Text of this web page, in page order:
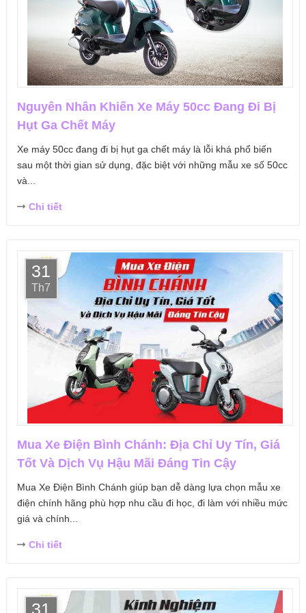
Nguyên Nhân Khiến Xe Máy 50cc Đang Đi Bị
Hụt Ga Chết Máy
Xe máy 50cc đang đi bị hụt ga chết máy là lỗi khá phổ biến
sau một thời gian sử dụng, đặc biệt với những mẫu xe số 50cc
và...
Chi tiết
31
Th7
Mua Xe Điện Bình Chánh: Địa Chỉ Uy Tín, Giá
Tốt Và Dịch Vụ Hậu Mãi Đáng Tin Cậy
Mua Xe Điện Bình Chánh giúp bạn dễ dàng lựa chọn mẫu xe
điện chính hãng phù hợp nhu cầu đi học, đi làm với nhiều mức
giá và chính...
Chi tiết
31